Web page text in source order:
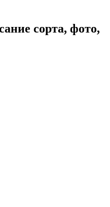
сорта, фото,